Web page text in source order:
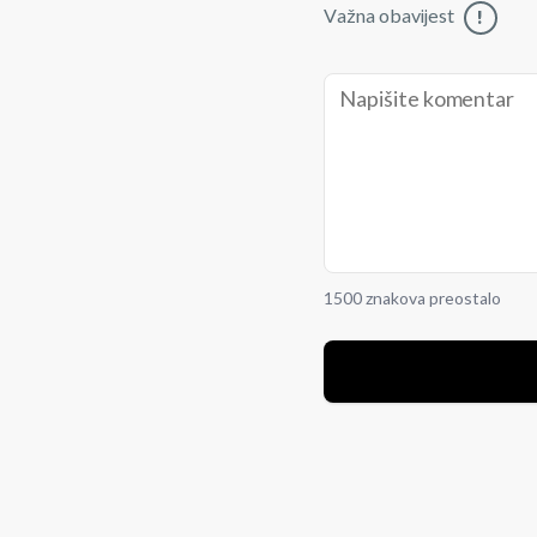
Važna obavijest !
1500 znakova preostalo